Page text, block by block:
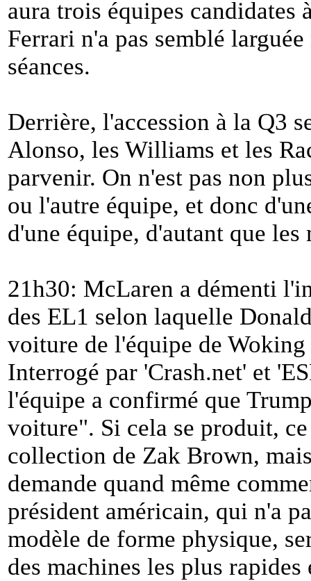
aura trois équipes candidates
Ferrari n'a pas semblé
séances.
Derrière, l'accession à la Q3
Alonso, les Williams et les
parvenir. On n'est pas non
ou l'autre équipe, et donc
d'une équipe, d'autant que
21h30: McLaren a démenti
des EL1 selon laquelle
voiture de l'équipe de
Interrogé par 'Crash.net' et
l'équipe a confirmé que
voiture". Si cela se produit,
collection de Zak Brown,
demande quand même
président américain, qui n'a
modèle de forme physique,
des machines les plus